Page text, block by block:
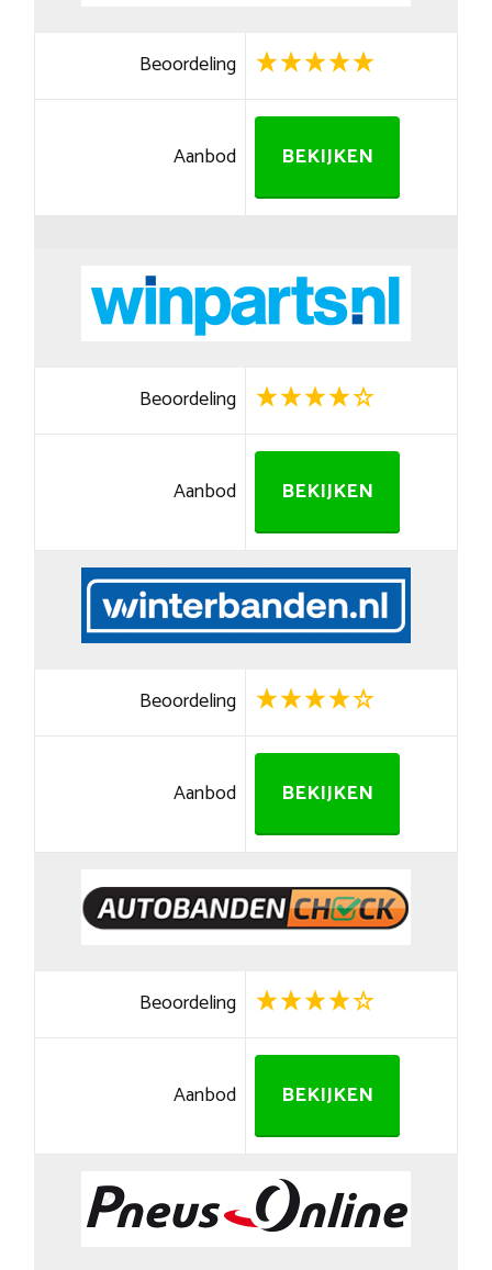
Beoordeling
Aanbod BEKIJKEN
Beoordeling
Aanbod BEKIJKEN
Beoordeling
Aanbod BEKIJKEN
Beoordeling
Aanbod BEKIJKEN